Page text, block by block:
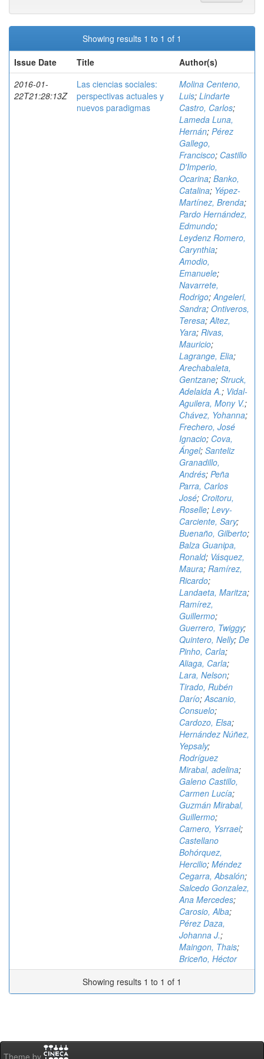
Showing results 1 to 1 of 1
Issue Date
Title
Author(s)
2016-01-
22T21:28:13Z
Las ciencias sociales:
perspectivas actuales y
nuevos paradigmas
Molina Centeno,
Luis; Lindarte
Castro, Carlos;
Lameda Luna,
Hernán; Pérez
Gallego,
Francisco; Castillo
D'Imperio,
Ocarina; Banko,
Catalina; Yépez-
Martínez, Brenda;
Pardo Hernández,
Edmundo;
Leydenz Romero,
Carynthia;
Amodio,
Emanuele;
Navarrete,
Rodrigo;Angeleri,
Sandra; Ontiveros,
Teresa;Altez,
Yara; Rivas,
Mauricio;
Lagrange, Elia;
Arechabaleta,
Gentzane; Struck,
Adelaida A.; Vidal-
Aguilera, Mony V.;
Chávez, Yohanna;
Frechero, José
Ignacio; Cova,
Ángel; Santeliz
Granadillo,
Andrés; Peña
Parra, Carlos
José; Croitoru,
Roselle; Levy-
Carciente, Sary;
Buenaño, Gilberto;
Balza Guanipa,
Ronald; Vásquez,
Maura; Ramírez,
Ricardo;
Landaeta, Maritza;
Ramírez,
Guillermo;
Guerrero, Twiggy;
Quintero, Nelly; De
Pinho, Carla;
Aliaga, Carla;
Lara, Nelson;
Tirado, Rubén
Darío;Ascanio,
Consuelo;
Cardozo, Elsa;
Hernández Núñez,
Yepsaly;
Rodríguez
Mirabal, adelina;
Galeno Castillo,
Carmen Lucía;
Guzmán Mirabal,
Guillermo;
Camero, Ysrrael;
Castellano
Bohórquez,
Hercilio; Méndez
Cegarra, Absalón;
Salcedo Gonzalez,
Ana Mercedes;
Carosio, Alba;
Pérez Daza,
Johanna J.;
Maingon, Thais;
Briceño, Héctor
Showing results 1 to 1 of 1